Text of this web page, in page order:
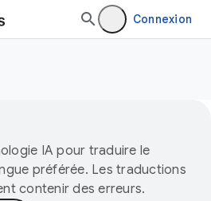
Connexion
IA pour traduire le
préférée. Les traductions
contenir des erreurs.